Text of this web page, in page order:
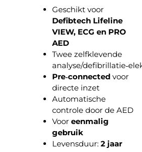
Geschikt voor
Defibtech Lifeline
VIEW, ECG en PRO
AED
Twee zelfklevende
analyse/
Pre‑connectedvoor
directe inzet
Automatische
controle door de AED
Voor eenmalig
gebruik
Levensduur: 2 jaar